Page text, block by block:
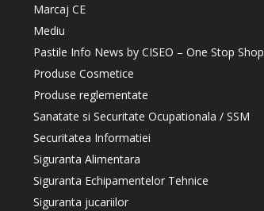
Marcaj CE
Mediu
Pastile Info News by CISEO – One Stop Shop
Produse Cosmetice
Produse reglementate
Sanatate si Securitate Ocupationala / SSM
Securitatea Informatiei
Siguranta Alimentara
Siguranta Echipamentelor Tehnice
Siguranta jucariilor